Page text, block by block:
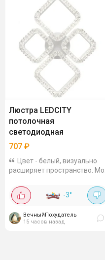
Люстра LEDCITY
потолочная
светодиодная
707 ₽
Цвет - белый, визуально
расширяет пространство. Моя
выглядеть больше. Пульт в
комплекте. Можно делать
яркий...
-3°
ВечныйПохудатель
15 часов назад